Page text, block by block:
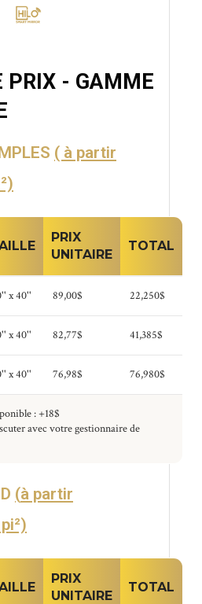
PRIX - GAMME
( à partir
PRIX
UNITAIRE
TOTAL
x 40'' 89,00$ 22,250$
x 40'' 82,77$ 41,385$
x 40'' 76,98$ 76,980$
: +18$
avec votre gestionnaire de
(à partir
PRIX
UNITAIRE
TOTAL